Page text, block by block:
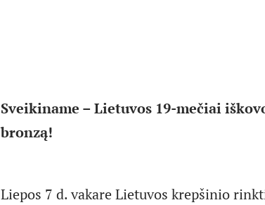
Sveikiname – Lietuvos 19-mečiai
bronzą!
Liepos 7 d. vakare Lietuvos krepšinio